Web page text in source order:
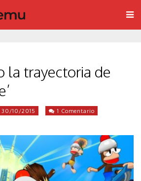
la trayectoria de
30/10/2015 1 Comentario